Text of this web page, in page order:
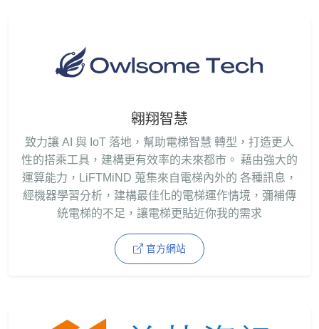
翱翔智慧
致力讓 AI 與 IoT 落地，幫助電梯智慧 轉型，打造更人
性的搭乘工具，建構更有效率的未來都市。 藉由強大的
運算能力，LiFTMiND 蒐集來自電梯內外的 各種訊息，
經機器學習分析，建構最佳化的電梯運作情境，彌補傳
統電梯的不足，讓電梯更貼近你我的需求
官方網站